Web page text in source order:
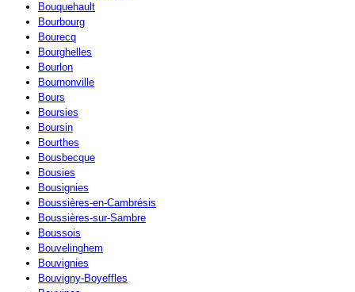
Bouquehault
Bourbourg
Bourecq
Bourghelles
Bourlon
Bournonville
Bours
Boursies
Boursin
Bourthes
Bousbecque
Bousies
Bousignies
Boussières-en-Cambrésis
Boussières-sur-Sambre
Boussois
Bouvelinghem
Bouvignies
Bouvigny-Boyeffles